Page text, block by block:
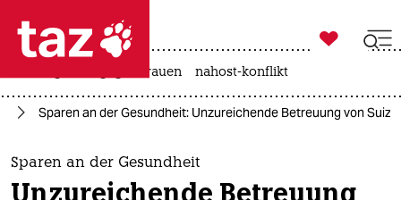
 taz zahl ich
taz zahl ich
themen

taz zahl ich
gewalt gegen frauen nahost-konflikt
Sparen an der Gesundheit: Unzureichende Betreuung von
Sparen an der Gesundheit
Unzureichende Betreuung